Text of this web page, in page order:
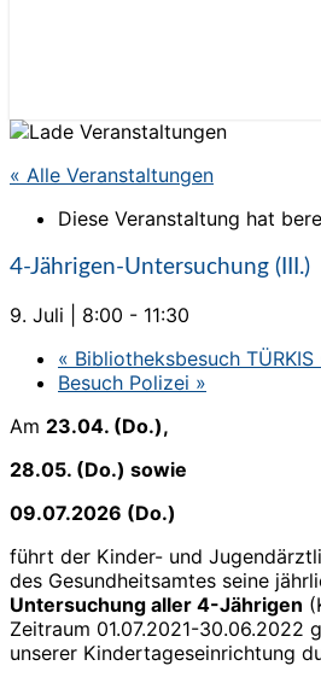
« Alle Veranstaltungen
Diese Veranstaltung hat
4-Jährigen-Untersuchung (III.)
9. Juli | 8:00 - 11:30
« Bibliotheksbesuch TÜRKIS
Besuch Polizei »
Am 23.04. (Do.),
28.05. (Do.) sowie
09.07.2026 (Do.)
führt der Kinder- und
des Gesundheitsamtes seine
Untersuchung aller 4-Jährigen
Zeitraum 01.07.2021-30.06.2022
unserer Kindertageseinrichtung